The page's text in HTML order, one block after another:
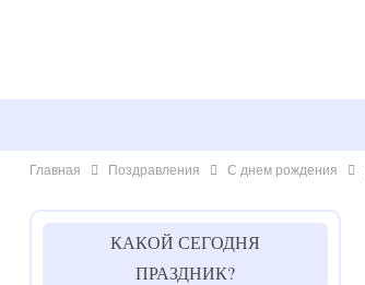
Главная Поздравления С днем рождения
КАКОЙ СЕГОДНЯ
ПРАЗДНИК?